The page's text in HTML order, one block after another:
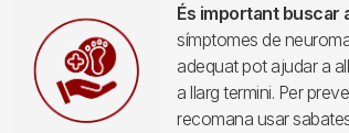
És important buscar
símptomes de
adequat pot ajudar a
a llarg termini. Per
recomana usar